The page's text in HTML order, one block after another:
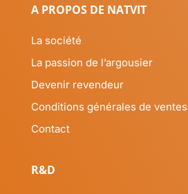
A PROPOS DE NATVIT
La société
La passion de l’argousier
Devenir revendeur
Conditions générales de ventes
Contact
R&D